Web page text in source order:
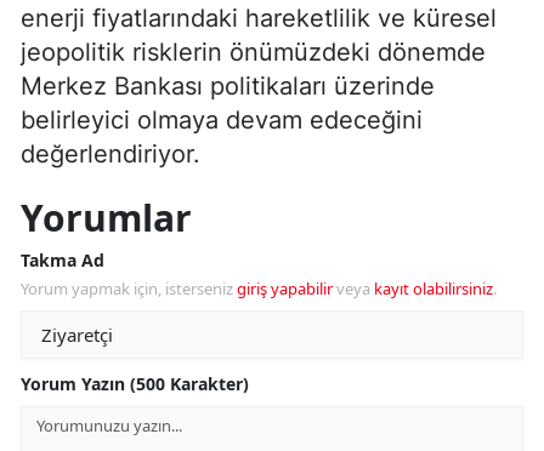
enerji fiyatlarındaki hareketlilik ve küresel
jeopolitik risklerin önümüzdeki dönemde
Merkez Bankası politikaları üzerinde
belirleyici olmaya devam edeceğini
değerlendiriyor.
Yorumlar
Takma Ad
Yorum yapmak için, istersenizgiriş yapabilirveya kayıt olabilirsiniz.
Yorum Yazın (500 Karakter)